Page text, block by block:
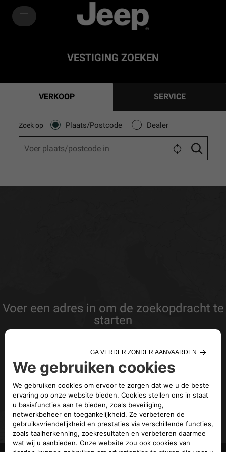
VESTIGING ZOEKEN
VERKOOP SERVICE
Zoek op Plaats/Postcode Dealer
Voer een adres in om de zoekopdracht te
starten